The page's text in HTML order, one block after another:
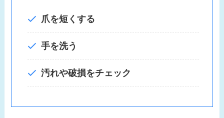
爪を短くする
手を洗う
汚れや破損をチェック